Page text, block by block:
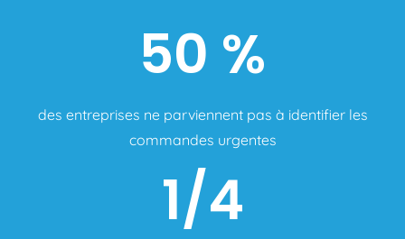
50 %
des entreprises ne parviennent pas à identifier les
commandes urgentes
1/4